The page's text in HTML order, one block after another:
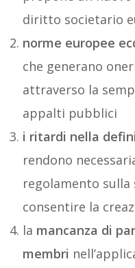
diritto societario
norme europee
che generano
attraverso la
appalti pubblici
i ritardi nella
rendono
regolamento
consentire la
la mancanza di
membri